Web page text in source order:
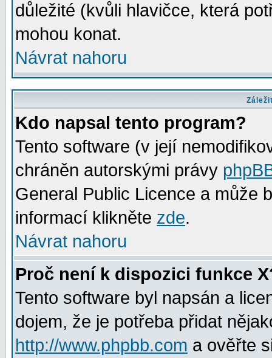
důležité (kvůli hlavičce, která
mohou konat.
Návrat nahoru
Kdo napsal tento program?
Tento software (v její
chráněn autorskými právy
General Public Licence a může
informací klikněte zde.
Návrat nahoru
Proč není k dispozici funkce
Tento software byl napsán a
dojem, že je potřeba přidat
http://www.phpbb.com a ověřte